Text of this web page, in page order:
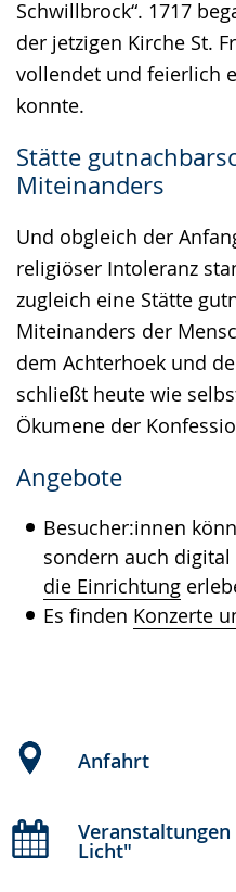
Schwillbrock“. 1717
der jetzigen Kirche St.
vollendet und feierlich
konnte.
Stätte
Miteinanders
Und obgleich der
religiöser Intoleranz
zugleich eine Stätte
Miteinanders der
dem Achterhoek und
schließt heute wie
Ökumene der
Angebote
Besucher:innen
sondern auch digital
die Einrichtung
Es finden Konzerte
Anfahrt
Licht"